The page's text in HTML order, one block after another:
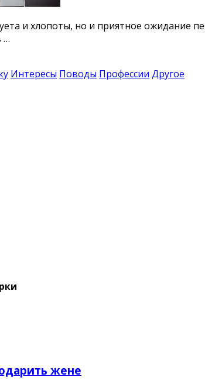
и хлопоты, но и приятное ожидание
…
Интересы Поводы Профессии Другое
жене